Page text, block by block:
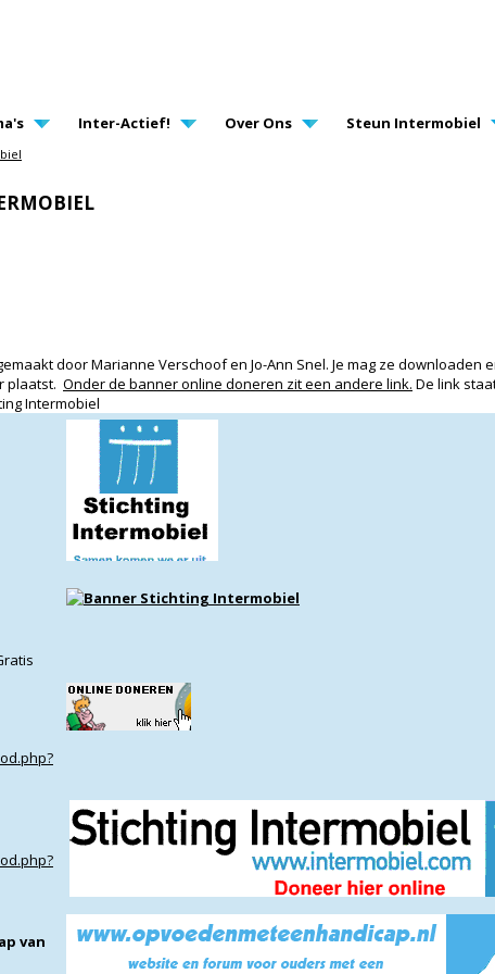
Inter-Actief! Over Ons Steun Intermobiel
door Marianne Verschoof en Jo-Ann Snel. Je mag ze downloaden
plaatst. Onder de banner online doneren zit een andere link. De link
Intermobiel
van